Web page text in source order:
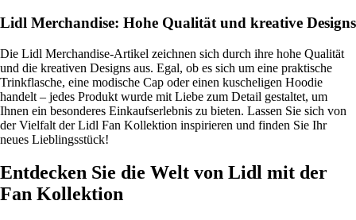
Lidl Merchandise: Hohe Qualität und kreative Designs
Die Lidl Merchandise-Artikel zeichnen sich durch ihre hohe Qualität
und die kreativen Designs aus. Egal, ob es sich um eine praktische
Trinkflasche, eine modische Cap oder einen kuscheligen Hoodie
handelt – jedes Produkt wurde mit Liebe zum Detail gestaltet, um
Ihnen ein besonderes Einkaufserlebnis zu bieten. Lassen Sie sich von
der Vielfalt der Lidl Fan Kollektion inspirieren und finden Sie Ihr
neues Lieblingsstück!
Entdecken Sie die Welt von Lidl mit der
Fan Kollektion